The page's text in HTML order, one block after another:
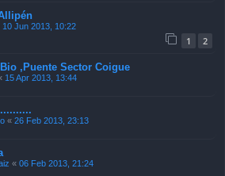
10 Jun 2013, 10:22
1 2
,Puente Sector Coigue
15 Apr 2013, 13:44
« 26 Feb 2013, 23:13
« 06 Feb 2013, 21:24